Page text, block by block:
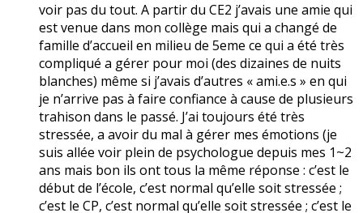
voir pas du tout. A partir du CE2 j’avais une amie qui
est venue dans mon collège mais qui a changé de
famille d’accueil en milieu de 5eme ce qui a été très
compliqué a gérer pour moi (des dizaines de nuits
blanches) même si j’avais d’autres « ami.e.s » en qui
je n’arrive pas à faire confiance à cause de plusieurs
trahison dans le passé. J’ai toujours été très
stressée, a avoir du mal à gérer mes émotions (je
suis allée voir plein de psychologue depuis mes 1~2
ans mais bon ils ont tous la même réponse : c’est le
début de l’école, c’est normal qu’elle soit stressée ;
c’est le CP, c’est normal qu’elle soit stressée ; c’est le